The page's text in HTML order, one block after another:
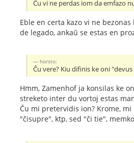
Ĉu vi ne perdas iom da emfazo
Eble en certa kazo vi ne
de legado, ankaŭ se estas en
horsto:
Ĉu vere? Kiu difinis ke oni
Hmm, Zamenhof ja konsilas ke
streketo inter du vortoj estas
Ĉu mi pretervidis ion? Krome,
"ĉisupre", ktp, sed "ĉi tie",